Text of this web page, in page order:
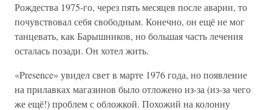
Рождества 1975-го, через пять месяцев после аварии, то
почувствовал себя свободным. Конечно, он ещё не мог
танцевать, как Барышников, но большая часть лечения
осталась позади. Он хотел жить.
«Presence» увидел свет в марте 1976 года, но появление
на прилавках магазинов было отложено из-за (из-за чего
же ещё!) проблем с обложкой. Похожий на колонну